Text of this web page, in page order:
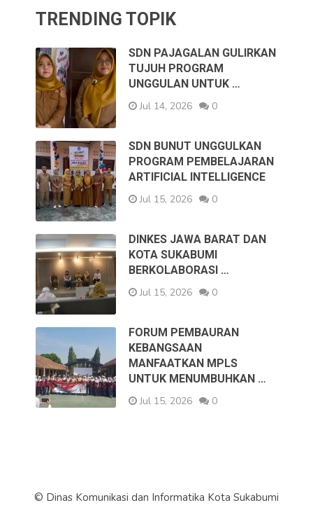
TRENDING TOPIK
SDN PAJAGALAN GULIRKAN
TUJUH PROGRAM
UNGGULAN UNTUK …
Jul 14, 2026
0
SDN BUNUT UNGGULKAN
PROGRAM PEMBELAJARAN
ARTIFICIAL INTELLIGENCE
Jul 15, 2026
0
DINKES JAWA BARAT DAN
KOTA SUKABUMI
BERKOLABORASI …
Jul 15, 2026
0
FORUM PEMBAURAN
KEBANGSAAN
MANFAATKAN MPLS
UNTUK MENUMBUHKAN …
Jul 15, 2026
0
© Dinas Komunikasi dan Informatika Kota Sukabumi